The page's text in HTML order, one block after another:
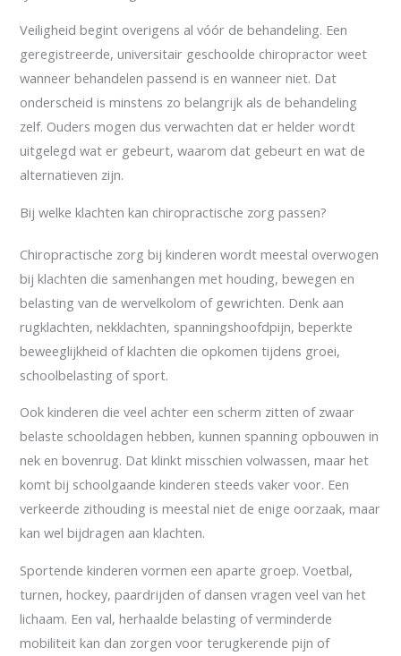
Veiligheid begint overigens al vóór de behandeling. Een
geregistreerde, universitair geschoolde chiropractor weet
wanneer behandelen passend is en wanneer niet. Dat
onderscheid is minstens zo belangrijk als de behandeling
zelf. Ouders mogen dus verwachten dat er helder wordt
uitgelegd wat er gebeurt, waarom dat gebeurt en wat de
alternatieven zijn.
Bij welke klachten kan chiropractische zorg passen?
Chiropractische zorg bij kinderen wordt meestal overwogen
bij klachten die samenhangen met houding, bewegen en
belasting van de wervelkolom of gewrichten. Denk aan
rugklachten, nekklachten, spanningshoofdpijn, beperkte
beweeglijkheid of klachten die opkomen tijdens groei,
schoolbelasting of sport.
Ook kinderen die veel achter een scherm zitten of zwaar
belaste schooldagen hebben, kunnen spanning opbouwen in
nek en bovenrug. Dat klinkt misschien volwassen, maar het
komt bij schoolgaande kinderen steeds vaker voor. Een
verkeerde zithouding is meestal niet de enige oorzaak, maar
kan wel bijdragen aan klachten.
Sportende kinderen vormen een aparte groep. Voetbal,
turnen, hockey, paardrijden of dansen vragen veel van het
lichaam. Een val, herhaalde belasting of verminderde
mobiliteit kan dan zorgen voor terugkerende pijn of